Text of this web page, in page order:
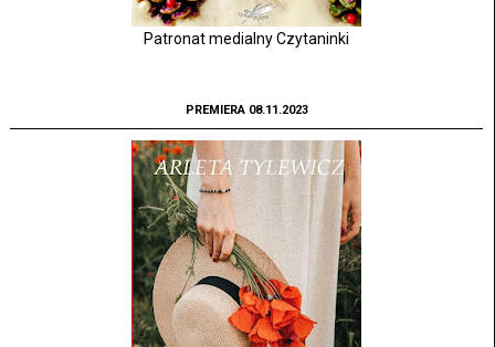
Patronat medialny Czytaninki
PREMIERA 08.11.2023